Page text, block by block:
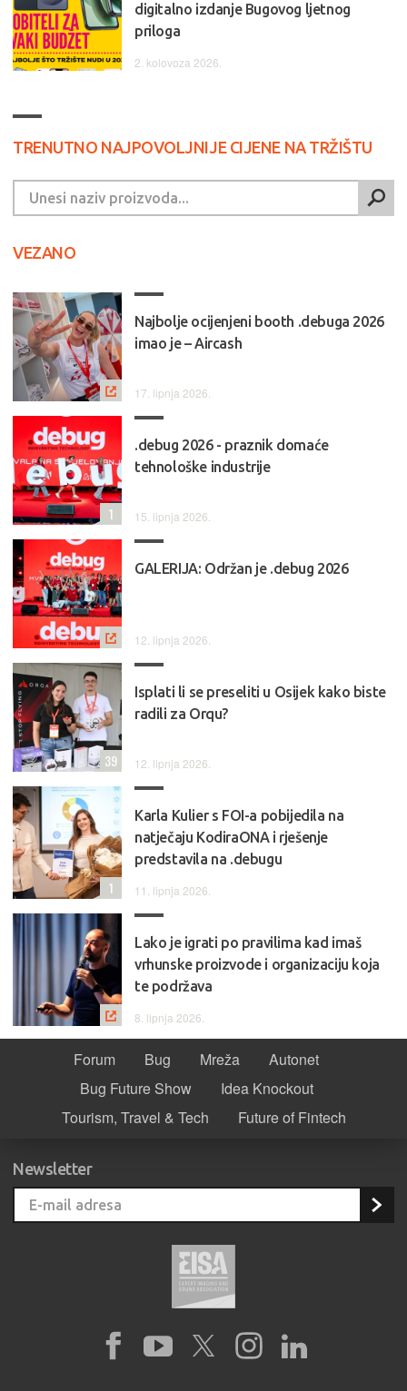
digitalno izdanje Bugovog ljetnog
priloga
2. kolovoza 2026.
TRENUTNO NAJPOVOLJNIJE CIJENE NA TRŽIŠTU
VEZANO
Najbolje ocijenjeni booth .debuga 2026
imao je – Aircash
17. lipnja 2026.
.debug 2026 - praznik domaće
tehnološke industrije
15. lipnja 2026.
1
GALERIJA: Održan je .debug 2026
12. lipnja 2026.
Isplati li se preseliti u Osijek kako biste
radili za Orqu?
12. lipnja 2026.
39
Karla Kulier s FOI-a pobijedila na
natječaju KodiraONA i rješenje
predstavila na .debugu
11. lipnja 2026.
1
Lako je igrati po pravilima kad imaš
vrhunske proizvode i organizaciju koja
te podržava
8. lipnja 2026.
Forum Bug Mreža
Autonet
Bug Future Show
Idea Knockout
Tourism, Travel & Tech
Future of Fintech
Newsletter